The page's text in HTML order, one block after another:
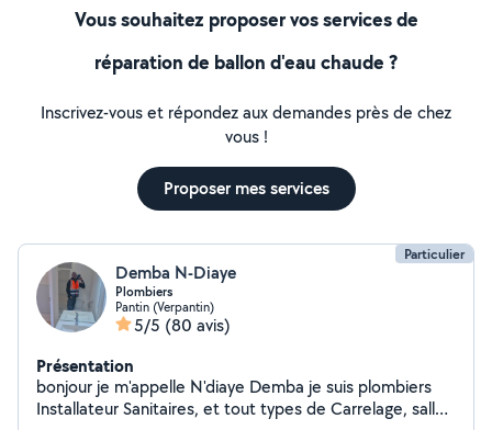
Vous souhaitez proposer vos services de
réparation de ballon d'eau chaude ?
Inscrivez-vous et répondez aux demandes près de chez
vous !
Proposer mes services
Particulier
Demba N-Diaye
Plombiers
Pantin (Verpantin)
5/5 (80 avis)
Présentation
bonjour je m'appelle N'diaye Demba je suis plombiers
Installateur Sanitaires, et tout types de Carrelage, salles